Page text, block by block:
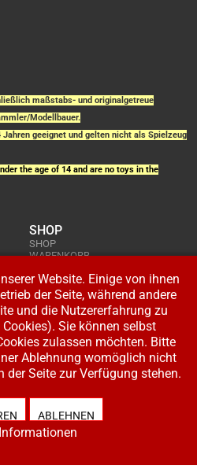
maßstabs- und originalgetreue
Modellbauer.
geeignet und gelten nicht als Spielzeug
the age of 14 and are no toys in the
SHOP
SHOP
WARENKORB
ADRESSE BEARBEITEN
GbR. Alle Rechte vorbehalten. Design:
Website. Einige von ihnen
der Seite, während andere
und die Nutzererfahrung zu
Sie können selbst
zulassen möchten. Bitte
Ablehnung womöglich nicht
Seite zur Verfügung stehen.
ABLEHNEN